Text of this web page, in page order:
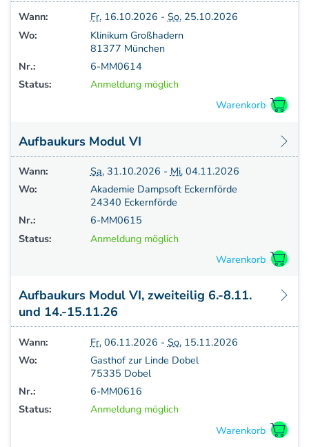
Craniale Osteopathie II
Viszerale Osteopathie II
Still/FPR
spez. Osteop. Manipulations-techniken
Sportosteopathie I - Einführung
Gesamtrefresher
Osteopathie-Sonderkurs
Kursreihe Cranio - Zertifikat (postgraduate)
Kursreihe Kinderosteopathie - Zertifikat
(postgraduate)
Kursreihe Sportosteopathie - Zertifikat
(postgraduate)
Weiterbildung - Manuelle Therapie
Prüfungsvorbereitung
Prüfung
Fortbildung & Zusatzkurse
Krankengymnatik am Gerät
Kinesio-Sport-Taping
PNE - Pain Neuroscience Education
Wann: Fr.16.10.2026 - So.25.10.2026
Wo:
Klinikum Großhadern
81377 München
Nr.:
6-MM0614
Status:
Anmeldung möglich
Aufbaukurs Modul VI
Wann: Sa.31.10.2026 - Mi.04.11.2026
Wo:
Akademie Dampsoft Eckernförde
24340 Eckernförde
Nr.:
6-MM0615
Status:
Anmeldung möglich
Aufbaukurs Modul VI, zweiteilig 6.-8.11.
und 14.-15.11.26
Wann: Fr.06.11.2026 - So.15.11.2026
Wo:
Gasthof zur Linde Dobel
75335 Dobel
Nr.:
6-MM0616
Status:
Anmeldung möglich